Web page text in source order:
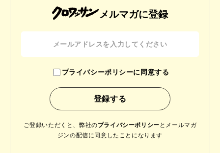
メルマガに登録
プライバシーポリシーに同意する
ご登録いただくと、弊社のプライバシーポリシー と メールマガ
ジンの配信に同意したことになります